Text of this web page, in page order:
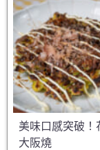
美味口感突破！
大阪燒